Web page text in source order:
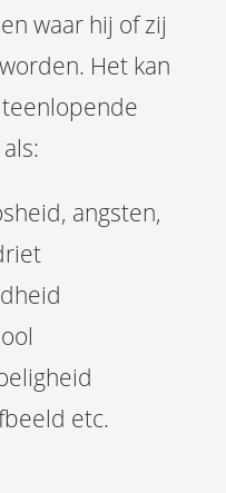
waar hij of zij
Het kan
angsten,
etc.